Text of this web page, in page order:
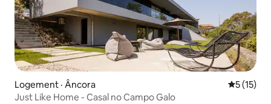
Logement · Âncora Note
5 (15)
Just Like Home - Casal no Campo Galo